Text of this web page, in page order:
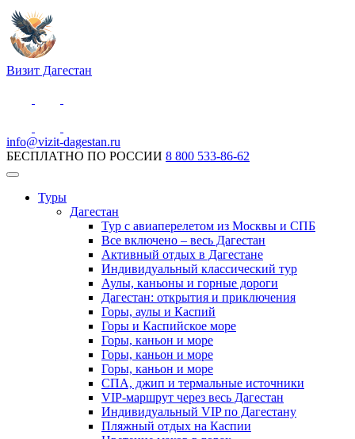
Визит Дагестан
info@vizit-dagestan.ru
БЕСПЛАТНО ПО РОССИИ 8 800 533-86-62
Туры
Дагестан
Тур с авиаперелетом из Москвы и СПБ
Все включено – весь Дагестан
Активный отдых в Дагестане
Индивидуальный классический тур
Аулы, каньоны и горные дороги
Дагестан: открытия и приключения
Горы, аулы и Каспий
Горы и Каспийское море
Горы, каньон и море
Горы, каньон и море
Горы, каньон и море
СПА, джип и термальные источники
VIP-маршрут через весь Дагестан
Индивидуальный VIP по Дагестану
Пляжный отдых на Каспии